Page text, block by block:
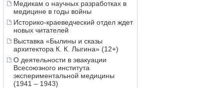
Медикам о научных разработках в
медицине в годы войны
Историко-краеведческий отдел ждет
новых читателей
Выставка «Былины и сказы
архитектора К. К. Лыгина» (12+)
О деятельности в эвакуации
Всесоюзного института
экспериментальной медицины
(1941 – 1943)